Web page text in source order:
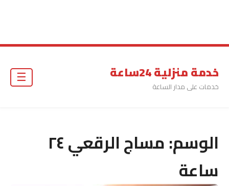
خدمة منزلية 24ساعة
خدمات على مدار الساعة
☰
الوسم:
مساج الرقعي ٢٤
ساعة